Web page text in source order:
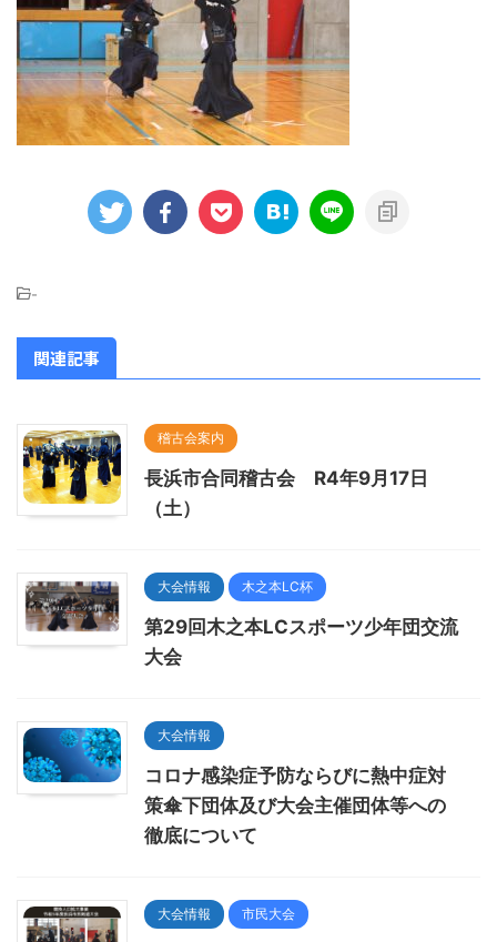
-
関連記事
稽古会案内
長浜市合同稽古会 R4年9月17日
（土）
大会情報 木之本LC杯
第29回木之本LCスポーツ少年団交流
大会
大会情報
コロナ感染症予防ならびに熱中症対
策傘下団体及び大会主催団体等への
徹底について
大会情報 市民大会